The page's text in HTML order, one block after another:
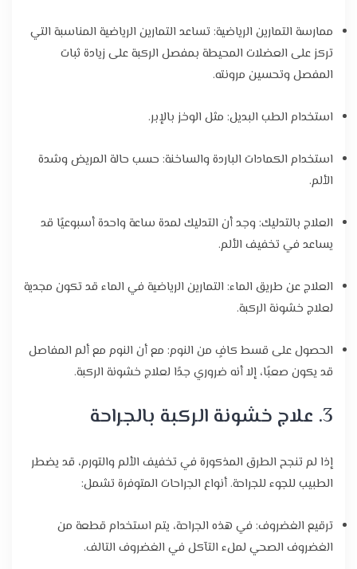
ممارسة التمارين الرياضية: تساعد التمارين الرياضية المناسبة التي
تركز على العضلات المحيطة بمفصل الركبة على زيادة ثبات
المفصل وتحسين مرونته.
استخدام الطب البديل: مثل الوخز بالإبر.
استخدام الكمادات الباردة والساخنة: حسب حالة المريض وشدة
الألم.
العلاج بالتدليك: وجد أن التدليك لمدة ساعة واحدة أسبوعيًا قد
يساعد في تخفيف الألم.
العلاج عن طريق الماء: التمارين الرياضية في الماء قد تكون مجدية
لعلاج خشونة الركبة.
الحصول على قسط كافٍ من النوم: مع أن النوم مع ألم المفاصل
قد يكون صعبًا، إلا أنه ضروري جدًا لعلاج خشونة الركبة.
3. علاج خشونة الركبة بالجراحة
إذا لم تنجح الطرق المذكورة في تخفيف الألم والتورم، قد يضطر
الطبيب للجوء للجراحة. أنواع الجراحات المتوفرة تشمل:
ترقيع الغضروف: في هذه الجراحة، يتم استخدام قطعة من
الغضروف الصحي لملء التآكل في الغضروف التالف.